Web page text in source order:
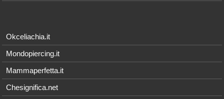
Okceliachia.it
Mondopiercing.it
Mammaperfetta.it
Chesignifica.net